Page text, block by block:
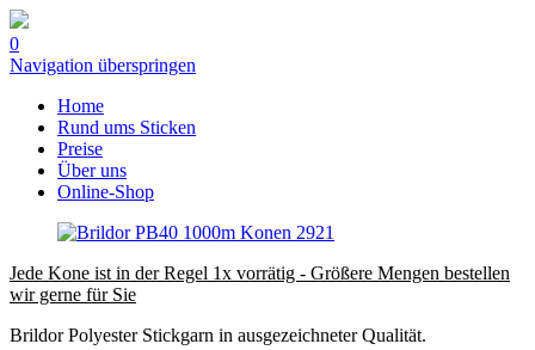
0
Navigation überspringen
Home
Rund ums Sticken
Preise
Über uns
Online-Shop
Jede Kone ist in der Regel 1x vorrätig - Größere Mengen bestellen
wir gerne für Sie
Brildor Polyester Stickgarn in ausgezeichneter Qualität.